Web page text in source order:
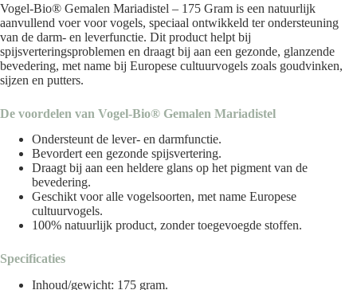
Vogel-Bio® Gemalen Mariadistel – 175 Gram is een natuurlijk
aanvullend voer voor vogels, speciaal ontwikkeld ter ondersteuning
van de darm- en leverfunctie. Dit product helpt bij
spijsverteringsproblemen en draagt bij aan een gezonde, glanzende
bevedering, met name bij Europese cultuurvogels zoals goudvinken,
sijzen en putters.
De voordelen van Vogel-Bio® Gemalen Mariadistel
Ondersteunt de lever- en darmfunctie.
Bevordert een gezonde spijsvertering.
Draagt bij aan een heldere glans op het pigment van de
bevedering.
Geschikt voor alle vogelsoorten, met name Europese
cultuurvogels.
100% natuurlijk product, zonder toegevoegde stoffen.
Specificaties
Inhoud/gewicht: 175 gram.